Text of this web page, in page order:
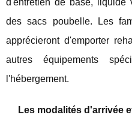
d'entretien de base, liquide
des sacs poubelle. Les
apprécieront d'emporter
autres équipements
l'hébergement.
Les modalités d'arrivée